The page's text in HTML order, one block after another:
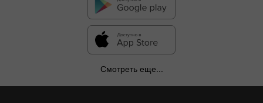
Смотреть еще...